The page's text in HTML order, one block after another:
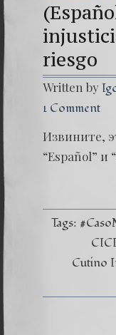
riesgo
Written by
1 Comment
Извините,
“Español” и
Tags:
Cutino